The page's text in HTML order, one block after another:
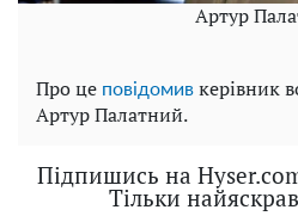
Артур
Про це повідомив керівник
Артур Палатний.
Підпишись на
Тільки